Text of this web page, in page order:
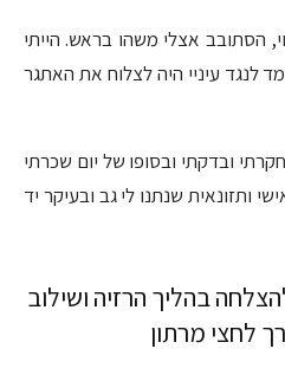
הסתובב אצלי משהו בראש. הייתי
לנגד עיניי היה לצלוח את האתגר
ובדקתי ובסופו של יום שכרתי
ותזונאית שנתנו לי גב ובעיקר יד
בהליך הרזיה ושילוב
לחצי מרתון